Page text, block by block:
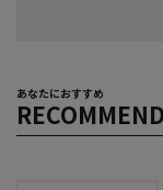
あなたにおすすめ
RECOMMEND